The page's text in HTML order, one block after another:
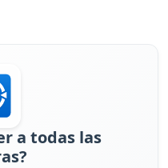
a todas las